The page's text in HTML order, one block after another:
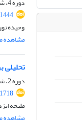
دوره 4، شماره 3، پاییز 1400، صفحه
,وحیده
مشاهده
تحلیلی
دوره 2، شماره 1، بهار 1398، صفحه
ملیحه